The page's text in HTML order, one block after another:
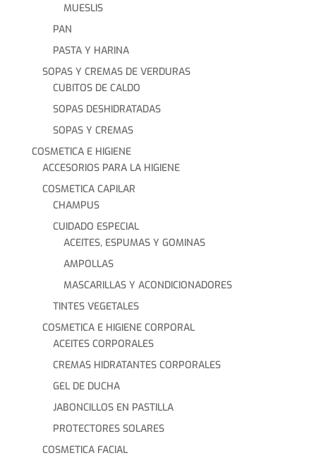
MUESLIS
PAN
PASTA Y HARINA
SOPAS Y CREMAS DE VERDURAS
CUBITOS DE CALDO
SOPAS DESHIDRATADAS
SOPAS Y CREMAS
COSMETICA E HIGIENE
ACCESORIOS PARA LA HIGIENE
COSMETICA CAPILAR
CHAMPUS
CUIDADO ESPECIAL
ACEITES, ESPUMAS Y GOMINAS
AMPOLLAS
MASCARILLAS Y ACONDICIONADORES
TINTES VEGETALES
COSMETICA E HIGIENE CORPORAL
ACEITES CORPORALES
CREMAS HIDRATANTES CORPORALES
GEL DE DUCHA
JABONCILLOS EN PASTILLA
PROTECTORES SOLARES
COSMETICA FACIAL